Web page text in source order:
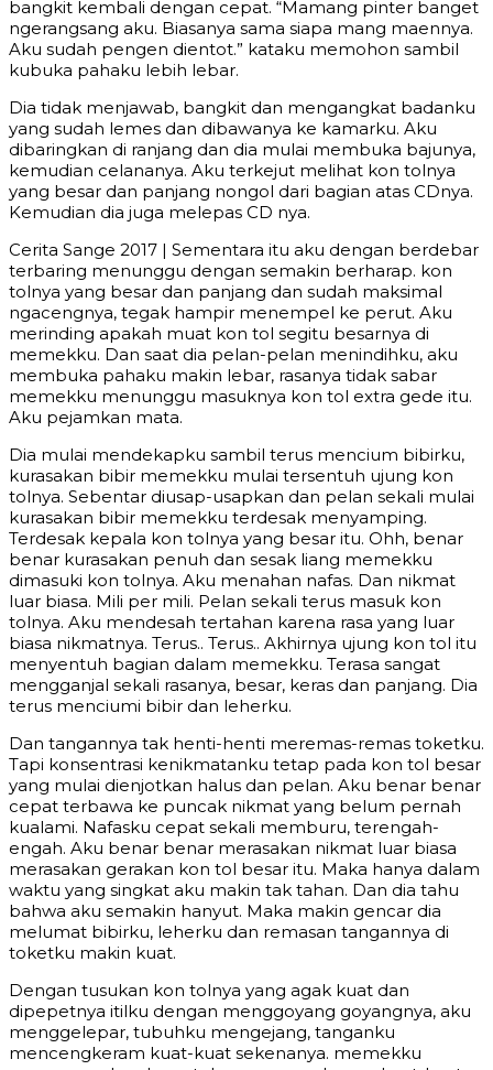
bangkit kembali dengan cepat. “Mamang pinter banget
ngerangsang aku. Biasanya sama siapa mang maennya.
Aku sudah pengen dientot.” kataku memohon sambil
kubuka pahaku lebih lebar.
Dia tidak menjawab, bangkit dan mengangkat badanku
yang sudah lemes dan dibawanya ke kamarku. Aku
dibaringkan di ranjang dan dia mulai membuka bajunya,
kemudian celananya. Aku terkejut melihat kon tolnya
yang besar dan panjang nongol dari bagian atas CDnya.
Kemudian dia juga melepas CD nya.
Cerita Sange 2017 | Sementara itu aku dengan berdebar
terbaring menunggu dengan semakin berharap. kon
tolnya yang besar dan panjang dan sudah maksimal
ngacengnya, tegak hampir menempel ke perut. Aku
merinding apakah muat kon tol segitu besarnya di
memekku. Dan saat dia pelan-pelan menindihku, aku
membuka pahaku makin lebar, rasanya tidak sabar
memekku menunggu masuknya kon tol extra gede itu.
Aku pejamkan mata.
Dia mulai mendekapku sambil terus mencium bibirku,
kurasakan bibir memekku mulai tersentuh ujung kon
tolnya. Sebentar diusap-usapkan dan pelan sekali mulai
kurasakan bibir memekku terdesak menyamping.
Terdesak kepala kon tolnya yang besar itu. Ohh, benar
benar kurasakan penuh dan sesak liang memekku
dimasuki kon tolnya. Aku menahan nafas. Dan nikmat
luar biasa. Mili per mili. Pelan sekali terus masuk kon
tolnya. Aku mendesah tertahan karena rasa yang luar
biasa nikmatnya. Terus.. Terus.. Akhirnya ujung kon tol itu
menyentuh bagian dalam memekku. Terasa sangat
mengganjal sekali rasanya, besar, keras dan panjang. Dia
terus menciumi bibir dan leherku.
Dan tangannya tak henti-henti meremas-remas toketku.
Tapi konsentrasi kenikmatanku tetap pada kon tol besar
yang mulai dienjotkan halus dan pelan. Aku benar benar
cepat terbawa ke puncak nikmat yang belum pernah
kualami. Nafasku cepat sekali memburu, terengah-
engah. Aku benar benar merasakan nikmat luar biasa
merasakan gerakan kon tol besar itu. Maka hanya dalam
waktu yang singkat aku makin tak tahan. Dan dia tahu
bahwa aku semakin hanyut. Maka makin gencar dia
melumat bibirku, leherku dan remasan tangannya di
toketku makin kuat.
Dengan tusukan kon tolnya yang agak kuat dan
dipepetnya itilku dengan menggoyang goyangnya, aku
menggelepar, tubuhku mengejang, tanganku
mencengkeram kuat-kuat sekenanya. memekku